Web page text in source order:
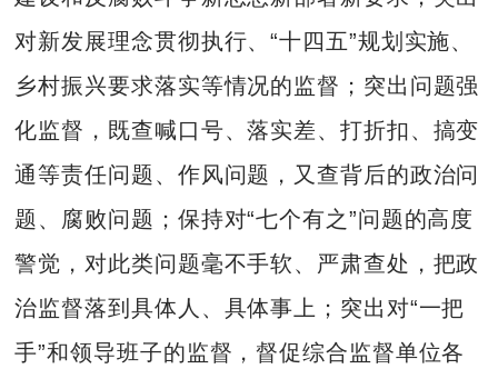
对新发展理念贯彻执行、“十四五”规划实施、
乡村振兴要求落实等情况的监督；突出问题强
化监督，既查喊口号、落实差、打折扣、搞变
通等责任问题、作风问题，又查背后的政治问
题、腐败问题；保持对“七个有之”问题的高度
警觉，对此类问题毫不手软、严肃查处，把政
治监督落到具体人、具体事上；突出对“一把
手”和领导班子的监督，督促综合监督单位各